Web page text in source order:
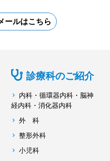
ールはこちら
診療科のご紹介
内科・循環器内科・脳神
経内科・消化器内科
外 科
整形外科
小児科